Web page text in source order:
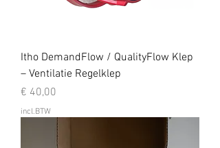
Itho DemandFlow / QualityFlow Klep
– Ventilatie Regelklep
Prijs
€ 40,00
incl.BTW